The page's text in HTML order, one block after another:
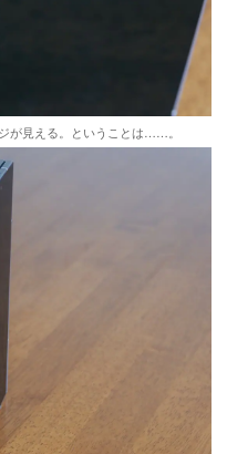
が見える。ということは……。